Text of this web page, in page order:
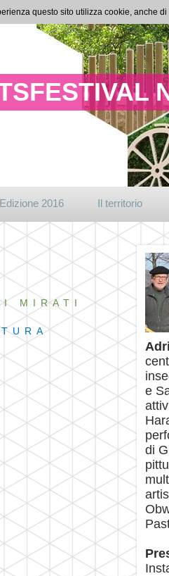
Edizione 2016 Il territorio
MIRATI
e
di
questo sito utilizza cookie, anche